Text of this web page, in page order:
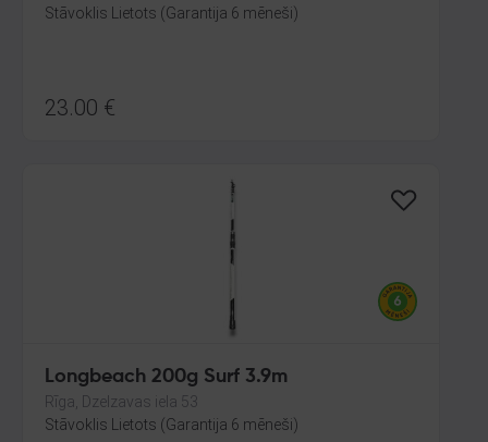
Stāvoklis Lietots (Garantija 6 mēneši)
23.00 €
Longbeach 200g Surf 3.9m
Rīga, Dzelzavas iela 53
Stāvoklis Lietots (Garantija 6 mēneši)